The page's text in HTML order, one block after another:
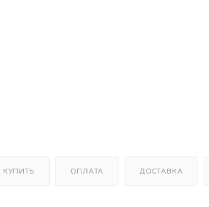
КУПИТЬ ОПЛАТА ДОСТАВКА